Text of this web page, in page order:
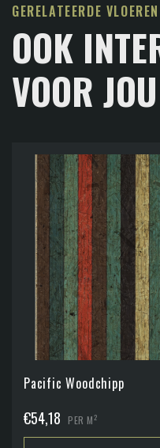
GERELATEERDE VLOEREN
OOK
VOOR JOU
Pacific Woodchipp
€54,18 PER M2